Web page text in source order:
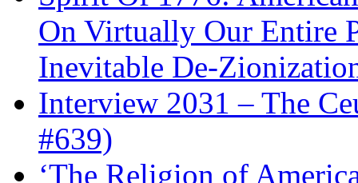
On Virtually Our Entire
Inevitable De-
Interview 2031 – The
#639)
‘The Religion of